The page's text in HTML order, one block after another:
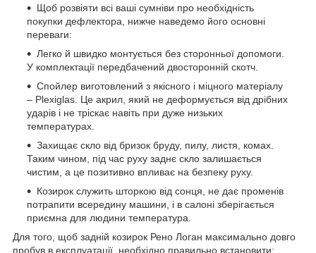
Щоб розвіяти всі ваші сумніви про необхідність
покупки дефлектора, нижче наведемо його основні
переваги:
Легко й швидко монтується без сторонньої допомоги.
У комплектації передбачений двосторонній скотч.
Спойлер виготовлений з якісного і міцного матеріалу
– Plexiglas. Це акрил, який не деформується від дрібних
ударів і не тріскає навіть при дуже низьких
температурах.
Захищає скло від бризок бруду, пилу, листя, комах.
Таким чином, під час руху заднє скло залишається
чистим, а це позитивно впливає на безпеку руху.
Козирок служить шторкою від сонця, не дає променів
потрапити всередину машини, і в салоні зберігається
приємна для людини температура.
Для того, щоб задній козирок Рено Логан максимально довго
пробув в експлуатації, необхідно правильно встановити: